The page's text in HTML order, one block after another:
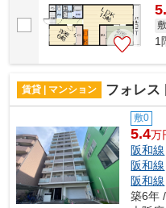
1
賃貸 | マンション フォレス
敷0
5.4万
阪和線
阪和線
阪和線
築6年